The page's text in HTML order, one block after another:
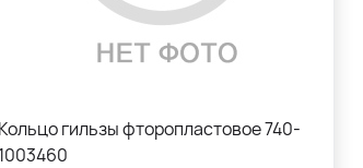
Кольцо гильзы фторопластовое 740-
1003460